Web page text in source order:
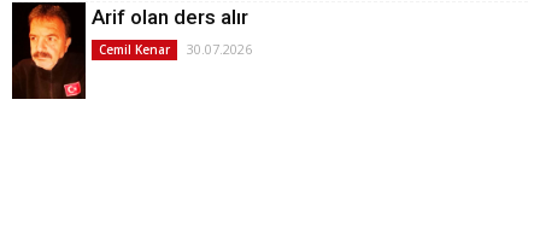
Arif olan ders alır
Cemil Kenar 30.07.2026